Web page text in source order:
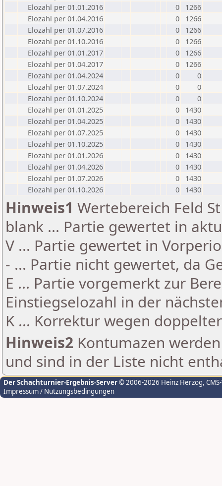
Elozahl per 01.01.2016
0
1266
Elozahl per 01.04.2016
0
1266
Elozahl per 01.07.2016
0
1266
Elozahl per 01.10.2016
0
1266
Elozahl per 01.01.2017
0
1266
Elozahl per 01.04.2017
0
1266
Elozahl per 01.04.2024
0
0
Elozahl per 01.07.2024
0
0
Elozahl per 01.10.2024
0
0
Elozahl per 01.01.2025
0
1430
Elozahl per 01.04.2025
0
1430
Elozahl per 01.07.2025
0
1430
Elozahl per 01.10.2025
0
1430
Elozahl per 01.01.2026
0
1430
Elozahl per 01.04.2026
0
1430
Elozahl per 01.07.2026
0
1430
Elozahl per 01.10.2026
0 1430
Hinweis1 Wertebereich Feld
blank ... Partie gewertet in
V ... Partie gewertet in
- ... Partie nicht gewertet, da
E ... Partie vorgemerkt zur
Einstiegselozahl in der
K ... Korrektur wegen
Hinweis2 Kontumazen
und sind in der Liste nicht
Der Schachturnier-Ergebnis-Server© 2006-2026 Heinz Herzog,
Impressum / Nutzungsbedingungen